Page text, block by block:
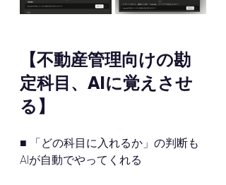
【不動産管理向けの勘
定科目、AIに覚えさせ
る】
■ 「どの科目に入れるか」の判断も
AIが自動でやってくれる